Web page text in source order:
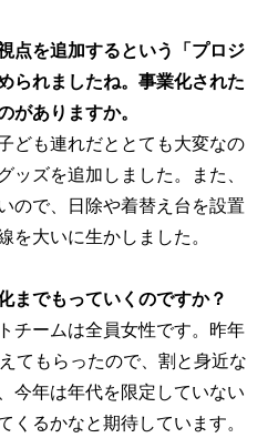
点を追加するという「プロジ
られましたね。事業化された
がありますか。
ども連れだととても大変なの
ッズを追加しました。また、
ので、日除や着替え台を設置
を大いに生かしました。
までもっていくのですか？
チームは全員女性です。昨年
てもらったので、割と身近な
今年は年代を限定していない
くるかなと期待しています。